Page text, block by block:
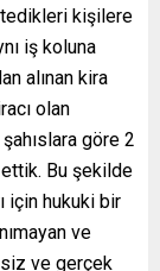
kişilere
iş koluna
alınan kira
olan
göre 2
Bu şekilde
için hukuki bir
ve
ve gerçek